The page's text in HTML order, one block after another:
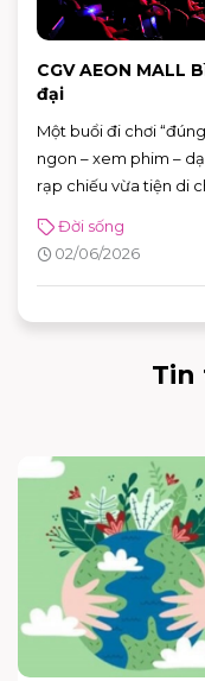
CGV AEON MALL
đại
Một buổi đi chơi
ngon – xem phim –
rạp chiếu vừa tiện di
AEON MALL Bình
đình, nhóm bạn lẫn
Đời sống
02/06/2026
Tin